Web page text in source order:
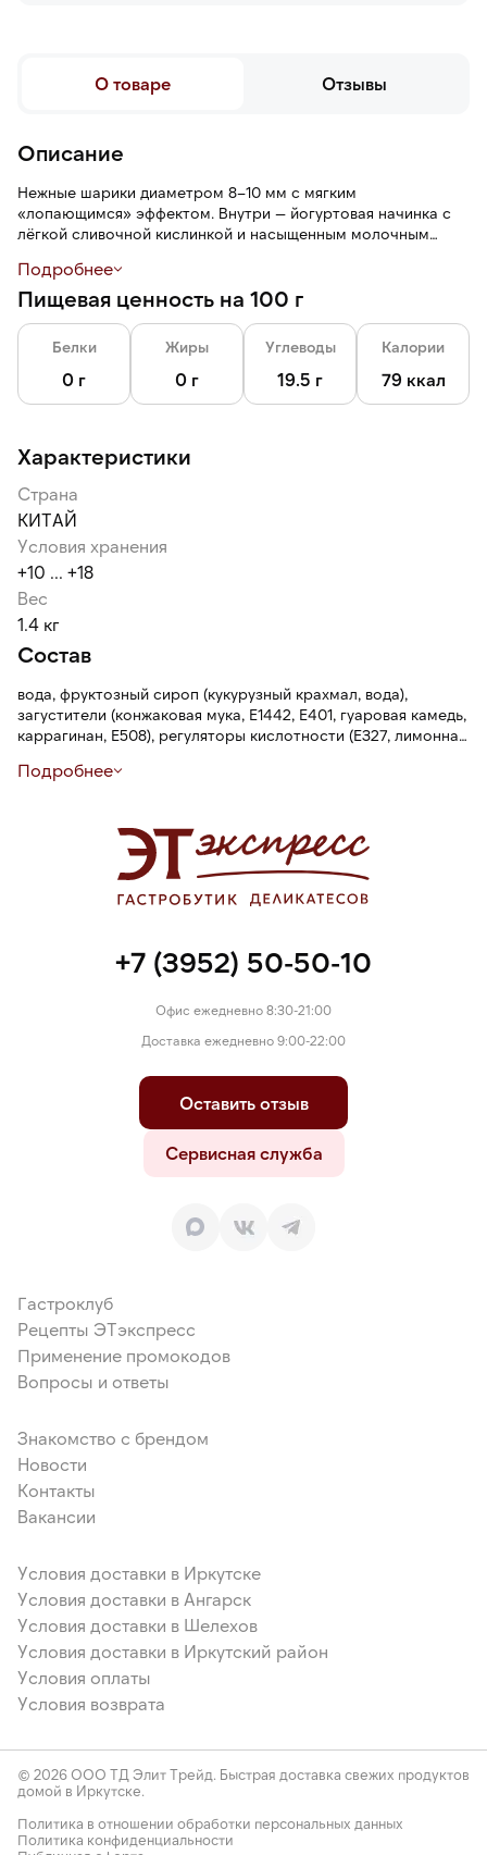
О товаре Отзывы
Описание
Нежные шарики диаметром 8–10 мм с мягким
«лопающимся» эффектом. Внутри — йогуртовая начинка с
лёгкой сливочной кислинкой и насыщенным молочным
десертами.
Подробнее
Пищевая ценность на 100 г
Белки
0 г
Жиры
0 г
Углеводы
19.5 г
Калории
79 ккал
Характеристики
Страна
КИТАЙ
Условия хранения
+10 ... +18
Вес
1.4 кг
Состав
вода, фруктозный сироп (кукурузный крахмал, вода),
загустители (конжаковая мука, Е1442, Е401, гуаровая камедь,
каррагинан, Е508), регуляторы кислотности (Е327, лимонная
(сукралоза), краситель Е171, ароматизатор
Подробнее
+7 (3952) 50-50-10
Офис ежедневно 8:30-21:00
Доставка ежедневно 9:00-22:00
Оставить отзыв
Сервисная служба
Гастроклуб
Рецепты ЭТэкспресс
Применение промокодов
Вопросы и ответы
Знакомство с брендом
Новости
Контакты
Вакансии
Условия доставки в Иркутске
Условия доставки в Ангарск
Условия доставки в Шелехов
Условия доставки в Иркутский район
Условия оплаты
Условия возврата
© 2026 ООО ТД Элит Трейд. Быстрая доставка свежих продуктов
домой в Иркутске.
Политика в отношении обработки персональных данных
Политика конфиденциальности